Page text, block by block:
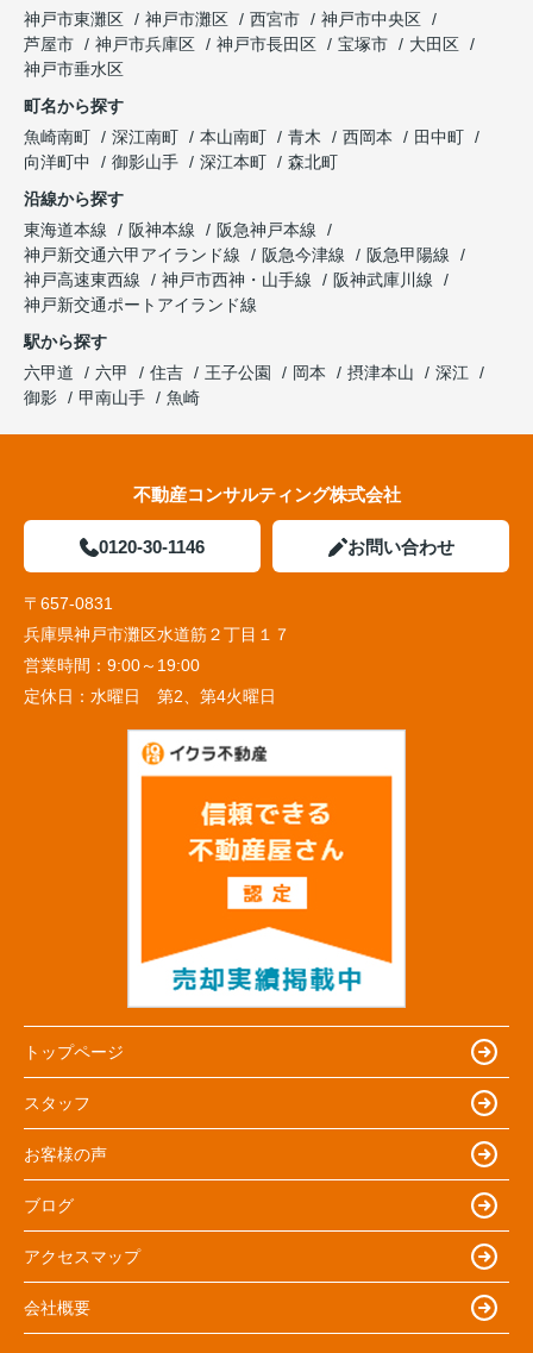
神戸市東灘区
神戸市灘区 西宮市
神戸市中央区
芦屋市
神戸市兵庫区 神戸市長田区 宝塚市
大田区
神戸市垂水区
町名から探す
魚崎南町
深江南町 本山南町 青木 西岡本
田中町
向洋町中
御影山手 深江本町
森北町
沿線から探す
東海道本線
阪神本線
阪急神戸本線
神戸新交通六甲アイランド線
阪急今津線
阪急甲陽線
神戸高速東西線
神戸市西神・山手線
阪神武庫川線
神戸新交通ポートアイランド線
駅から探す
六甲道
六甲 住吉 王子公園 岡本 摂津本山
深江
御影
甲南山手 魚崎
不動産コンサルティング株式会社
0120-30-1146 お問い合わせ
〒657-0831
兵庫県神戸市灘区水道筋２丁目１７
営業時間： 9:00～19:00
定休日： 水曜日 第2、第4火曜日
トップページ
スタッフ
お客様の声
ブログ
アクセスマップ
会社概要